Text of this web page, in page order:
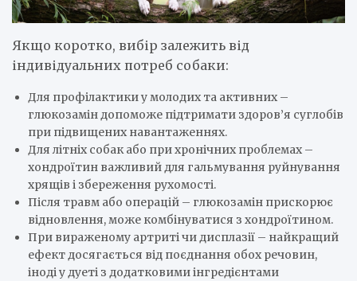
Якщо коротко, вибір залежить від
індивідуальних потреб собаки:
Для профілактики у молодих та активних –
глюкозамін допоможе підтримати здоров’я суглобів
при підвищених навантаженнях.
Для літніх собак або при хронічних проблемах –
хондроїтин важливий для гальмування руйнування
хрящів і збереження рухомості.
Після травм або операцій – глюкозамін прискорює
відновлення, може комбінуватися з хондроїтином.
При вираженому артриті чи дисплазії – найкращий
ефект досягається від поєднання обох речовин,
іноді у дуеті з додатковими інгредієнтами